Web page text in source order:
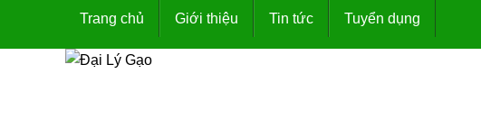
Trang chủ Giới thiệu Tin tức Tuyển dụng